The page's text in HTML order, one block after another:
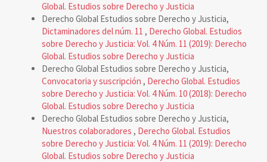
Global. Estudios sobre Derecho y Justicia
Derecho Global Estudios sobre Derecho y Justicia,
Dictaminadores del núm. 11 , Derecho Global. Estudios
sobre Derecho y Justicia: Vol. 4 Núm. 11 (2019): Derecho
Global. Estudios sobre Derecho y Justicia
Derecho Global Estudios sobre Derecho y Justicia,
Convocatoria y suscripción , Derecho Global. Estudios
sobre Derecho y Justicia: Vol. 4 Núm. 10 (2018): Derecho
Global. Estudios sobre Derecho y Justicia
Derecho Global Estudios sobre Derecho y Justicia,
Nuestros colaboradores , Derecho Global. Estudios
sobre Derecho y Justicia: Vol. 4 Núm. 11 (2019): Derecho
Global. Estudios sobre Derecho y Justicia